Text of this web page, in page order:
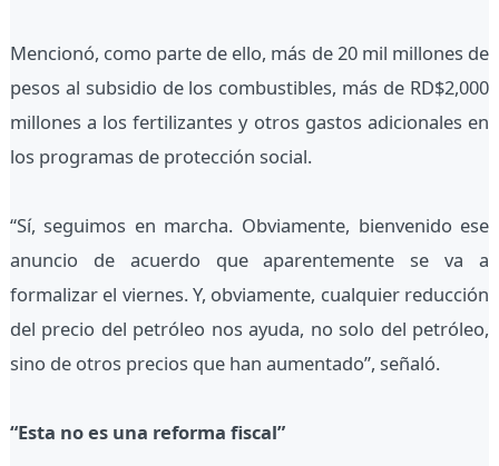
Mencionó, como parte de ello, más de 20 mil millones de
pesos al subsidio de los combustibles, más de RD$2,000
millones a los fertilizantes y otros gastos adicionales en
los programas de protección social.
“Sí, seguimos en marcha. Obviamente, bienvenido ese
anuncio de acuerdo que aparentemente se va a
formalizar el viernes. Y, obviamente, cualquier reducción
del precio del petróleo nos ayuda, no solo del petróleo,
sino de otros precios que han aumentado”, señaló.
“Esta no es una reforma fiscal”